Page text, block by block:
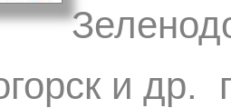
и др.